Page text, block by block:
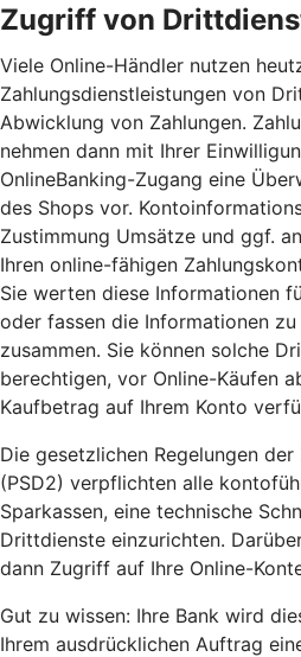
Zugriff von
Viele Online-Händler nutzen
Zahlungsdienstleistungen von
Abwicklung von Zahlungen.
nehmen dann mit Ihrer
OnlineBanking-Zugang eine
des Shops vor.
Zustimmung Umsätze und ggf.
Ihren online-fähigen
Sie werten diese Informationen
oder fassen die Informationen
zusammen. Sie können solche
berechtigen, vor Online-Käufen
Kaufbetrag auf Ihrem Konto
Die gesetzlichen Regelungen
(PSD2) verpflichten alle
Sparkassen, eine technische
Drittdienste einzurichten.
dann Zugriff auf Ihre Online-
Gut zu wissen: Ihre Bank wird
Ihrem ausdrücklichen Auftrag